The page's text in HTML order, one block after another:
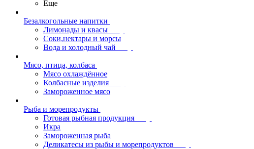
Еще
Безалкогольные напитки
Лимонады и квасы
Соки,нектары и морсы
Вода и холодный чай
Мясо, птица, колбаса
Мясо охлаждённое
Колбасные изделия
Замороженное мясо
Рыба и морепродукты
Готовая рыбная продукция
Икра
Замороженная рыба
Деликатесы из рыбы и морепродуктов